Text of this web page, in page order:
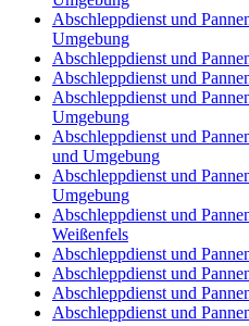
Abschleppdienst und
Umgebung
Abschleppdienst und
Abschleppdienst und
Abschleppdienst und
Umgebung
Abschleppdienst und
und Umgebung
Abschleppdienst und
Umgebung
Abschleppdienst und
Weißenfels
Abschleppdienst und
Abschleppdienst und
Abschleppdienst und
Abschleppdienst und